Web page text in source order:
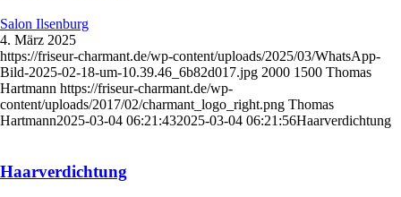
Salon Ilsenburg
4. März 2025
https://friseur-charmant.de/wp-content/uploads/2025/03/WhatsApp-
Bild-2025-02-18-um-10.39.46_6b82d017.jpg 2000 1500 Thomas
Hartmann https://friseur-charmant.de/wp-
content/uploads/2017/02/charmant_logo_right.png Thomas
Hartmann2025-03-04 06:21:432025-03-04 06:21:56Haarverdichtung
Haarverdichtung